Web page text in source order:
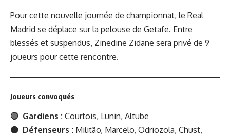
Pour cette nouvelle journée de championnat, le Real
Madrid se déplace sur la pelouse de Getafe. Entre
blessés et suspendus, Zinedine Zidane sera privé de 9
joueurs pour cette rencontre.
Joueurs convoqués
🔴 Gardiens : Courtois, Lunin, Altube
🟠 Défenseurs : Militão, Marcelo, Odriozola, Chust,